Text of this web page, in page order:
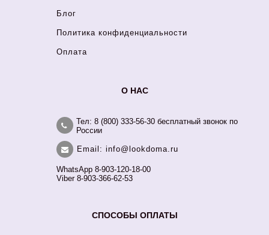
Блог
Политика конфиденциальности
Оплата
О НАС
Тел: 8 (800) 333-56-30 бесплатный звонок по
России
Email: info@lookdoma.ru
WhatsApp 8-903-120-18-00
Viber 8-903-366-62-53
СПОСОБЫ ОПЛАТЫ